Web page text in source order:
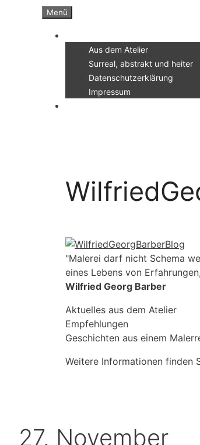
Menü
Aus dem Atelier
Surreal, abstrakt und heiter
Datenschutzerklärung
Impressum
"Malerei darf nicht Schema
eines Lebens von
Wilfried Georg Barber
Aktuelles aus dem Atelier
Empfehlungen
Geschichten aus einem
Weitere Informationen finden
27. November